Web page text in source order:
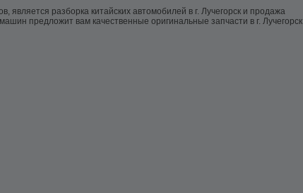
разборка китайских автомобилей в г. Лучегорск и продажа
предложит вам качественные оригинальные запчасти в г. Лучегорск